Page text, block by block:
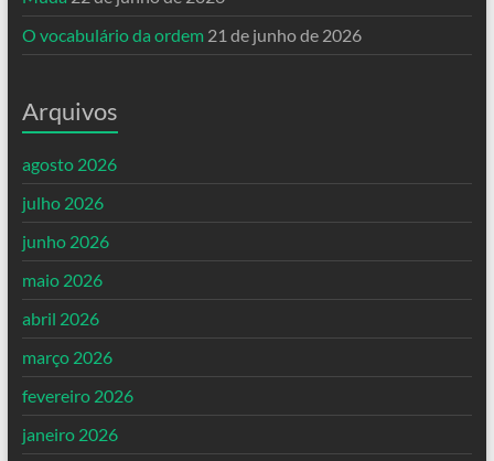
O vocabulário da ordem 21 de junho de 2026
Arquivos
agosto 2026
julho 2026
junho 2026
maio 2026
abril 2026
março 2026
fevereiro 2026
janeiro 2026